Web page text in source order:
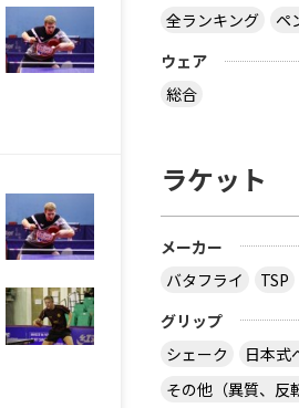
全ランキング
ペ
ウェア
総合
ラケット
メーカー
バタフライ
TSP
グリップ
シェーク
日本式
その他（異質、反